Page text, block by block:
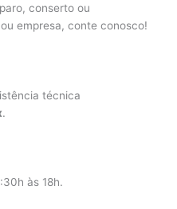
conserto ou
empresa, conte conosco!
técnica
.
às 18h.